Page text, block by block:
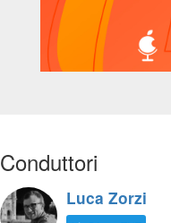
Conduttori
Luca Zorzi